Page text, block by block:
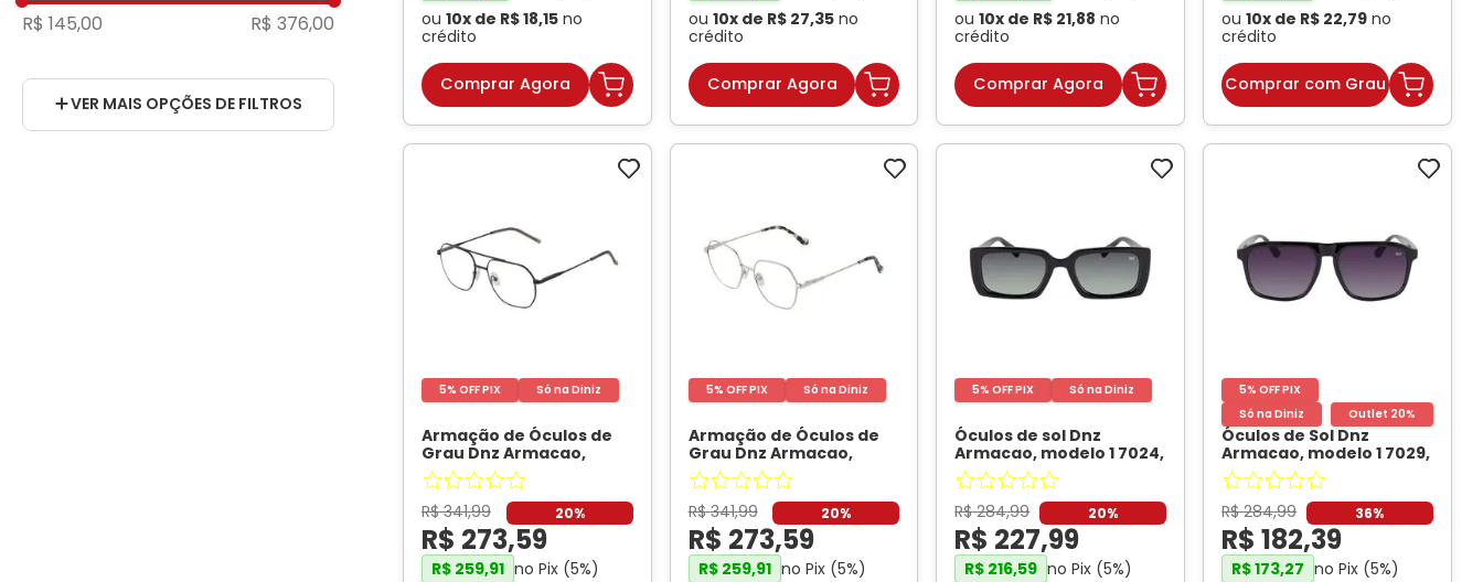
R$ 145,00 R$ 376,00
Altura da Lente
0
VER MAIS OPÇÕES DE FILTROS
ou 10x de R$18,15no
crédito
Comprar Agora
ou 10x de R$ 27,35no
crédito
Comprar Agora
ou10x de R$ 21,88 no
crédito
Comprar Agora
ou10x de R$ 22,79 no
crédito
Comprar com Grau
5% OFF PIX Só na Diniz
Armação de Óculos de
Grau Dnz Armacao,
modelo 1 7017, cor C1
DNZ
R$ 341,99 20%
R$ 273,59
R$ 259,91 no Pix (5%)
5% OFF PIX Só na Diniz
Armação de Óculos de
Grau Dnz Armacao,
modelo 1 7014, cor C1
DNZ
R$ 341,99 20%
R$ 273,59
R$ 259,91 no Pix (5%)
5% OFF PIX Só na Diniz
Óculos de sol Dnz
Armacao, modelo 1 7024,
cor C1- DNZ
R$ 284,99 20%
R$ 227,99
R$ 216,59 no Pix (5%)
5% OFF PIX
Só na Diniz
Outlet 20%
Óculos de Sol Dnz
Armacao, modelo 1 7029,
cor C1- DNZ
R$ 284,99 36%
R$ 182,39
R$173,27 no Pix (5%)